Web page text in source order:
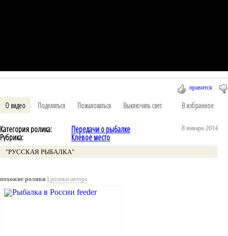
нравится
О видео Поделиться Пожаловаться Выключить свет В избранное
Категория ролика: Передачи о рыбалке
Рубрика: Клёвое место
"РУССКАЯ РЫБАЛКА"
8 января 2014
похожие ролики | ролики автора